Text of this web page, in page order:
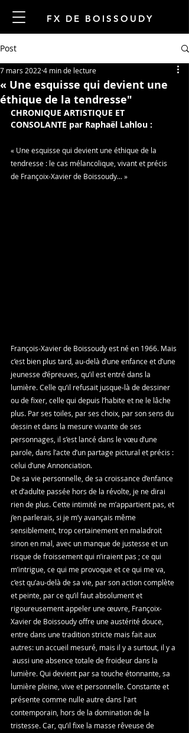
FX DE BOISSOUDY
Post
« Une esquisse qui devient une
éthique de la tendresse"
7 mars 2022 4 min de lecture
CHRONIQUE ARTISTIQUE ET
CONSOLANTE par Raphaël Lahlou :
« Une esquisse qui devient une éthique de la
tendresse : le cas mélancolique, vivant et précis
de Françoix-Xavier de Boissoudy... »
François-Xavier de Boissoudy est né en 1966. Mais
c’est bien plus tard, au-delà d’une enfance et d’une
jeunesse d’épreuves, qu’il est entré dans la
lumière. Celle qu’il refusait jusque-là de dessiner
ou de fixer, celle qui depuis l’habite et ne le lâche
plus. Par ses toiles, par ses choix, par son sens du
dessin et dans la mesure vivante de ses
personnages, il s’est lancé dans le vœu d’une
parole, dans l’acte d’un partage pictural et précis :
celui d’une Annonciation.
De sa vie personnelle, de sa croissance d’enfance
et d’adulte passée hors de la révolte, je ne dirai
rien de plus. Cette intimité ne m’appartient pas, et
j’en parlerais, si je m’y avançais même
sensiblement, trop certainement en maladroit
sinon en mal, avec un manque de justesse et un
risque de froissement qui n’iraient pas ; ce qui
m’intrigue, ce qui me provoque et ce qui me va,
c’est qu’au-delà de sa vie, par son action complète
et peinte, par ce qu’il faut absolument et
rigoureusement appeler une œuvre, Françoix-
Xavier de Boissoudy offre une austérité douce,
entre dans une tradition stricte mais fait aux
autres: un accueil mesuré, mais il y a surtout, il y a
aussi une absence totale de froideur dans la
lumière. Qui devient par sa touche étonnante, sa
lumière pleine, vive et personnelle. Constante et
présente comme nulle autre dans l'art
contemporain, hors de la domination de la
tristesse. Car, qu’il fixe la masse rêveuse de